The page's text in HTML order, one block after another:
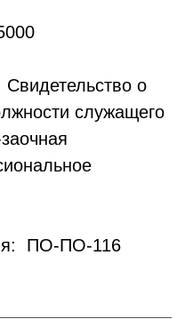
о
служащего
ПО-ПО-116